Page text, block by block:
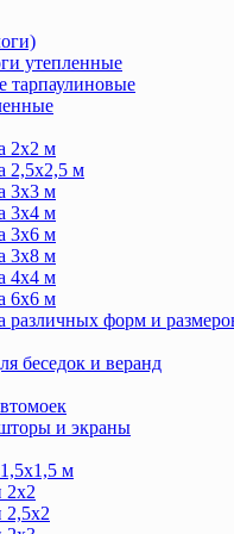
утепленные
тарпаулиновые
2х2 м
2,5х2,5 м
3х3 м
3х4 м
3х6 м
3х8 м
4х4 м
6х6 м
различных форм и
беседок и веранд
и экраны
м
2х2
2,5х2